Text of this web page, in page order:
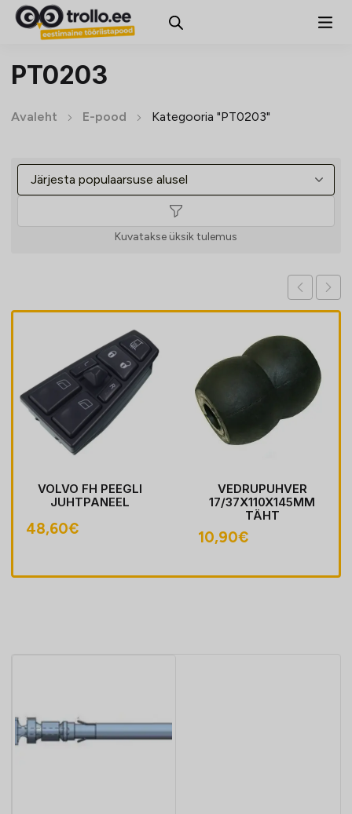
PT0203
Avaleht E-pood Kategooria "PT0203"
Kuvatakse üksik tulemus
VOLVO FH PEEGLI
JUHTPANEEL
48,60€
VEDRUPUHVER
17/37X110X145MM
TÄHT
10,90€